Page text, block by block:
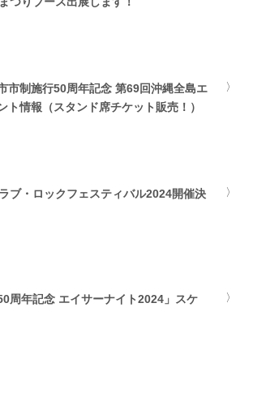
市制施行50周年記念 第69回沖縄全島エ
ト情報（スタンド席チケット販売！）
ブ・ロックフェスティバル2024開催決
周年記念 エイサーナイト2024」スケ